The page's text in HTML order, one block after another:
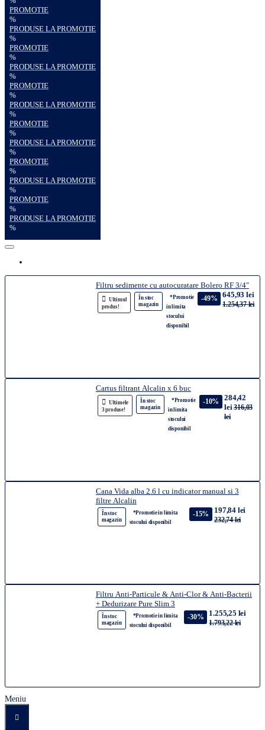
PROMOTIE
%
PRODUSE LA PROMOTIE
%
PROMOTIE
%
PRODUSE LA PROMOTIE
%
PROMOTIE
%
PRODUSE LA PROMOTIE
%
PROMOTIE
%
PRODUSE LA PROMOTIE
%
PROMOTIE
%
PRODUSE LA PROMOTIE
%
PROMOTIE
%
PRODUSE LA PROMOTIE
%
Filtru sedimente cu autocuratare Bolero RF 3/4"
Ultimul
produs!
În stoc
magazin
*Promotie
in limita
stocului
disponibil
-49% 645,93 lei
1.254,37 lei
Cartus filtrant Alcalin x 6 buc
Ultimele
3 produse!
În stoc
magazin
*Promotie
in limita
stocului
disponibil
-10%
284,42
lei 316,03
lei
Cana Vida alba 2.6 l cu indicator manual si 3
filtre Alcalin
În stoc
magazin
*Promotie in limita
stocului disponibil
-15% 197,84 lei
232,74 lei
Filtru Anti-Particule & Anti-Clor & Anti-Bacterii
+ Dedurizare Pure Slim 3
În stoc
magazin
*Promotie in limita
stocului disponibil
-30% 1.255,25 lei
1.793,22 lei
Meniu